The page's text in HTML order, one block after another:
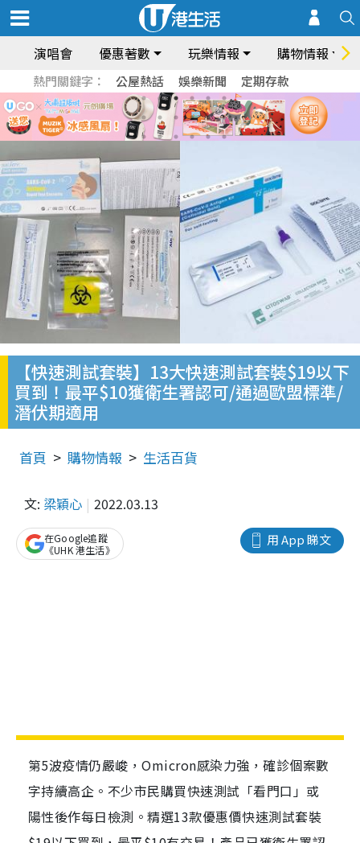
演唱會 優惠著數 玩樂情報 購物情報
熱門關鍵字： 公屋熱話 娛樂新聞 定期存款
【快速測試套裝】13大快速測試套裝$19以下
買到！最平$10獲衛生署認可/通過歐盟標準/
潛伏期適用
首頁 購物情報 生活百貨
文: 梁穎心 2022.03.13
用 App 睇文
在Google追蹤
《UHK 港生活》
第5波疫情仍嚴峻，Omicron感染力強，確診個案數
字持續高企。不少市民購買快速測試「看門口」或
陽性後作每日檢測。精選13款優惠價快速測試套裝